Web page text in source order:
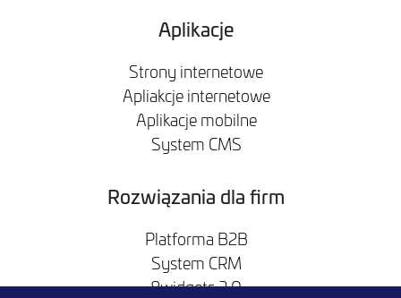
Aplikacje
Strony internetowe
Apliakcje internetowe
Aplikacje mobilne
System CMS
Rozwiązania dla firm
Platforma B2B
System CRM
8widgets 2.0